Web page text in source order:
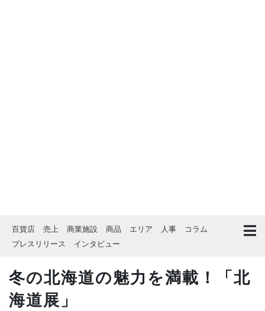
百貨店 売上 商業施設 商品 エリア 人事
コラム
プレスリリース
インタビュー
冬の北海道の魅力を満載！「北
海道展」